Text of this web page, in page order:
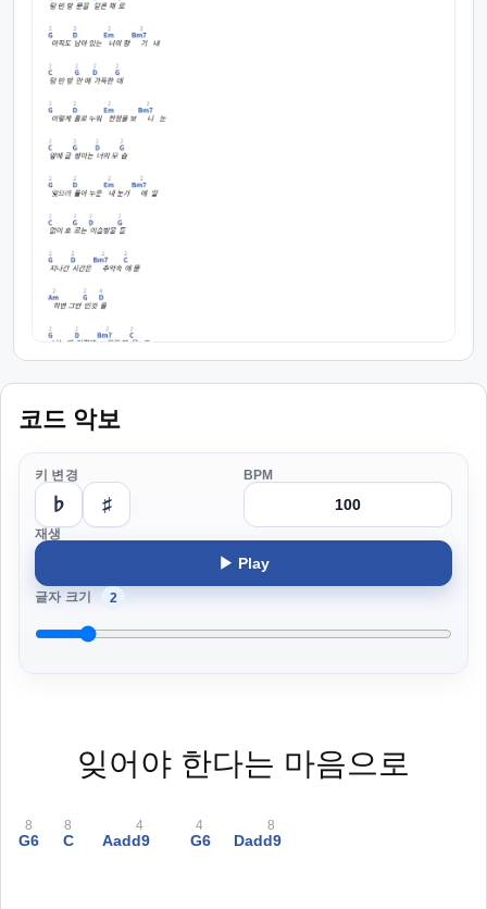
코드 악보
키 변경
♭ ♯
BPM
재생
▶ Play
글자 크기 2
잊어야 한다는 마음으로
G6
8
C
8
Aadd9
4
G6
4
Dadd9
8